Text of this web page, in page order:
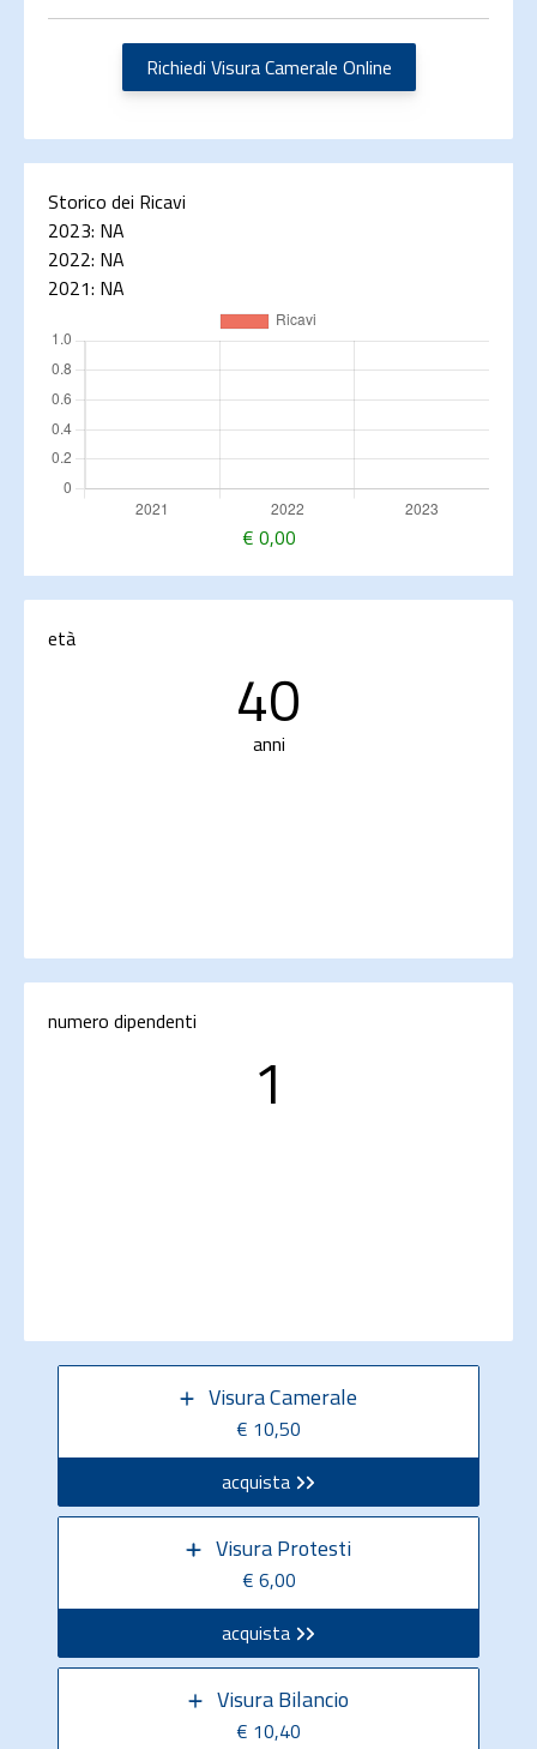
Richiedi Visura Camerale Online
Storico dei Ricavi
2023: NA
2022: NA
2021: NA
€ 0,00
età
40
anni
numero dipendenti
1
Visura Camerale
€ 10,50
acquista
Visura Protesti
€ 6,00
acquista
Visura Bilancio
€ 10,40